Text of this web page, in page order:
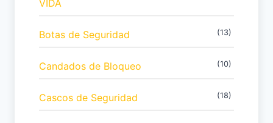
VIDA
Botas de Seguridad (13)
Candados de Bloqueo (10)
Cascos de Seguridad (18)